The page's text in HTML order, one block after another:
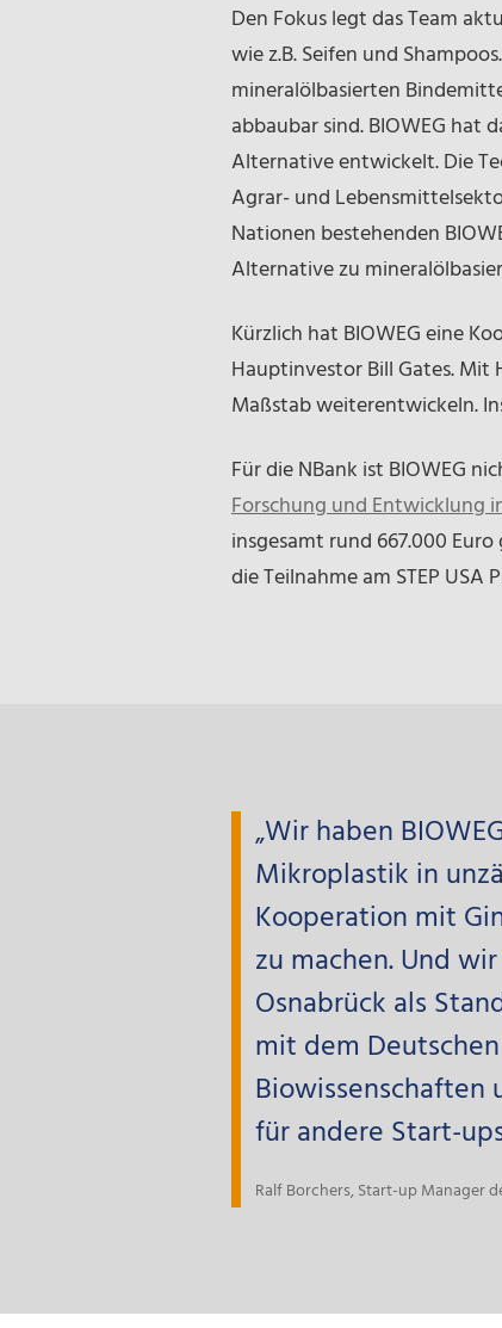
Den Fokus legt das Team
wie z.B. Seifen und
mineralölbasierten
abbaubar sind. BIOWEG hat
Alternative entwickelt. Die
Agrar- und
Nationen bestehenden
Alternative zu
Kürzlich hat BIOWEG eine
Hauptinvestor Bill Gates.
Maßstab weiterentwickeln.
Für die NBank ist BIOWEG
Forschung und Entwicklung
insgesamt rund 667.000
die Teilnahme am STEP USA
„Wir haben
Mikroplastik in
Kooperation mit
zu machen. Und
Osnabrück als
mit dem
für andere Start-
Ralf Borchers, Start-up Manager